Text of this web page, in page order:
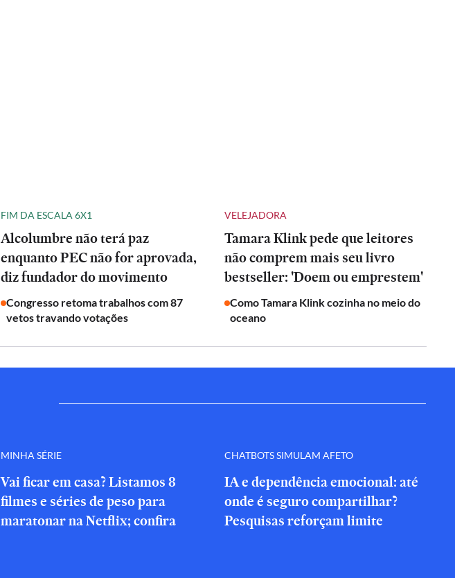
FIM DA ESCALA 6X1
Alcolumbre não terá paz
enquanto PEC não for aprovada,
diz fundador do movimento
Congresso retoma trabalhos com 87
vetos travando votações
VELEJADORA
Tamara Klink pede que leitores
não comprem mais seu livro
bestseller: 'Doem ou emprestem'
Como Tamara Klink cozinha no meio do
oceano
MINHA SÉRIE
Vai ficar em casa? Listamos 8
filmes e séries de peso para
maratonar na Netflix; confira
CHATBOTS SIMULAM AFETO
IA e dependência emocional: até
onde é seguro compartilhar?
Pesquisas reforçam limite